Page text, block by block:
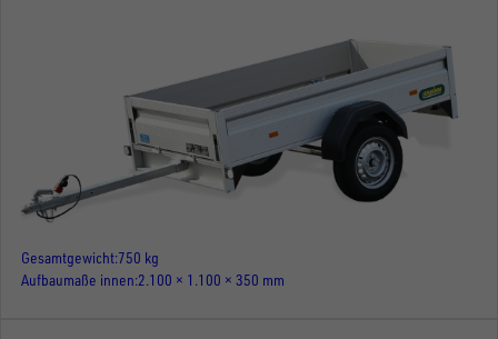
Gesamtgewicht 750 kg
Aufbaumaße innen 2.100 × 1.100 × 350 mm